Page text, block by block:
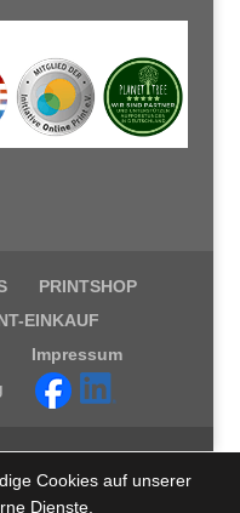
PRINTSHOP
EINKAUF
Impressum
Cookies auf unserer
Dienste.